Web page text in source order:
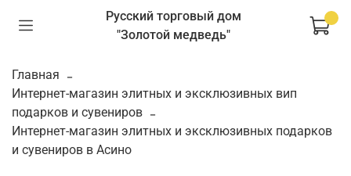
Русский торговый дом
"Золотой медведь"
Главная
Интернет-магазин элитных и эксклюзивных вип
подарков и сувениров
Интернет-магазин элитных и эксклюзивных подарков
и сувениров в Асино